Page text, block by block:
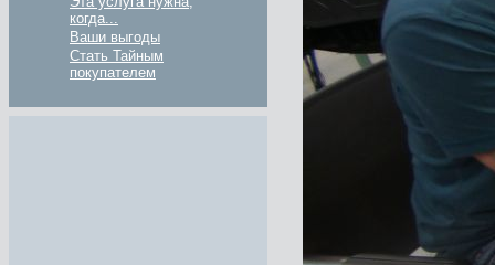
когда...
Ваши выгоды
Стать Тайным
покупателем